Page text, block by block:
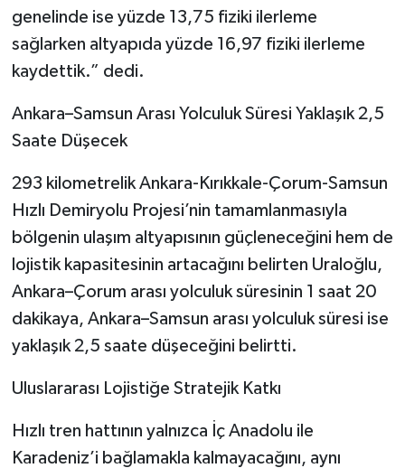
genelinde ise yüzde 13,75 fiziki ilerleme
sağlarken altyapıda yüzde 16,97 fiziki ilerleme
kaydettik.” dedi.
Ankara–Samsun Arası Yolculuk Süresi Yaklaşık 2,5
Saate Düşecek
293 kilometrelik Ankara-Kırıkkale-Çorum-Samsun
Hızlı Demiryolu Projesi’nin tamamlanmasıyla
bölgenin ulaşım altyapısının güçleneceğini hem de
lojistik kapasitesinin artacağını belirten Uraloğlu,
Ankara–Çorum arası yolculuk süresinin 1 saat 20
dakikaya, Ankara–Samsun arası yolculuk süresi ise
yaklaşık 2,5 saate düşeceğini belirtti.
Uluslararası Lojistiğe Stratejik Katkı
Hızlı tren hattının yalnızca İç Anadolu ile
Karadeniz’i bağlamakla kalmayacağını, aynı